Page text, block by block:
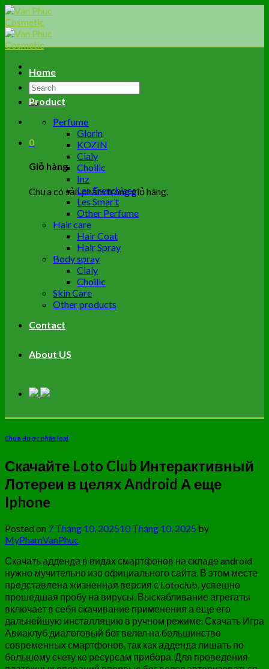
Skip
to
content
Tìm
kiếm:
0
Giỏ hàng
Chưa có sản phẩm trong giỏ hàng.
Home
Product
Perfume
Glorin
KOZIN
Cialy
Choilic
Inz
Les Frenchises
Les Smar’t
Other Perfume
Hair care
Hair Coat
Hair Spray
Body spray
Cialy
Choilic
Skin Care
Other products
Contact
About US
Chưa được phân loại
Скачайте Loto Club Интерактивный
Лотереи в целях Android А еще
Iphone
Posted on 7 Tháng 10, 202510 Tháng 10, 2025 by
MyPhamVanPhuc
Скачать адденда в видах смартфонов на складе android
нужно мучительно изо официального сайта. В этом месте
представлена жизненная версия с Lotoclub, успешно
прошедшая пробу на вирусы. Выскабливание агрегаты
включает в себя скачивание применения а еще его
дальнейшую инсталляцию в ручном режиме. Скачать Игра
Авиаклуб диалоговый бог велел на большинство
современных смартфонов, так как адденда лишать по
большому счету ко ресурсам прибора.Для проведения